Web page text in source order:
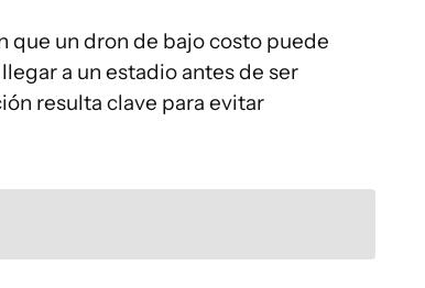
que un dron de bajo costo puede
a un estadio antes de ser
resulta clave para evitar